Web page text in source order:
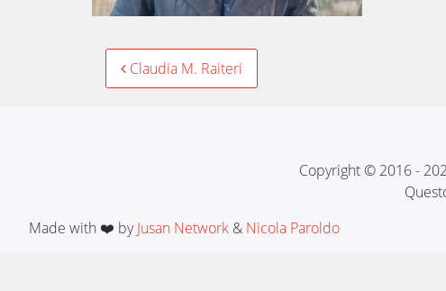
Post
Claudia M. Raiteri
Copyright © 2016 -
Made with ❤️ byJusan Network & Nicola Paroldo